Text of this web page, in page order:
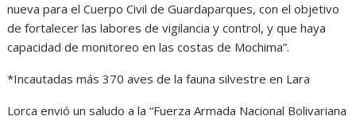
nueva para el Cuerpo Civil de Guardaparques, con el objetivo
de fortalecer las labores de vigilancia y control, y que haya
capacidad de monitoreo en las costas de Mochima”.
*Incautadas más 370 aves de la fauna silvestre en Lara
Lorca envió un saludo a la “Fuerza Armada Nacional Bolivariana